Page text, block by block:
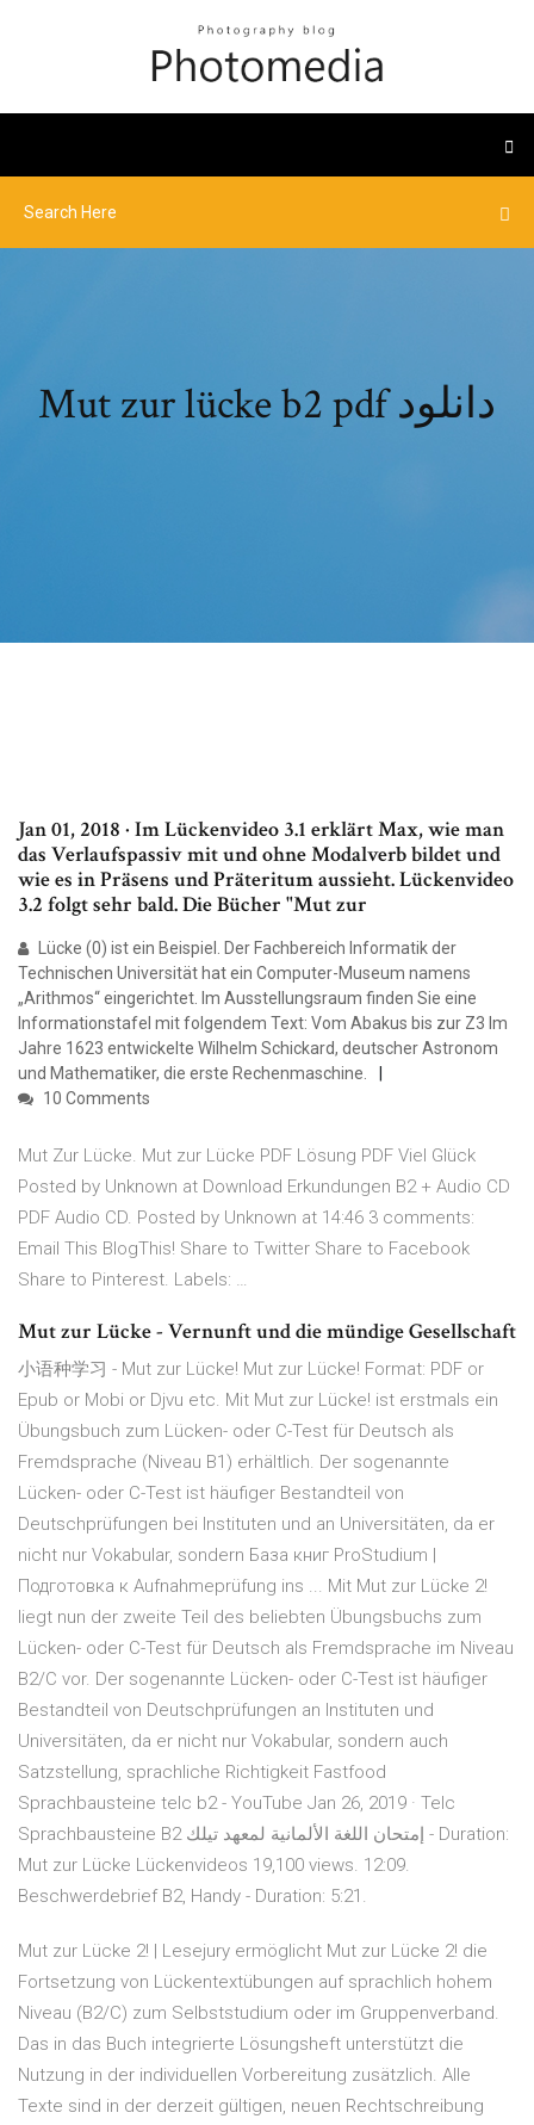
Mut zur lücke b2 pdf دانلود
Jan 01, 2018 · Im Lückenvideo 3.1 erklärt Max, wie man
das Verlaufspassiv mit und ohne Modalverb bildet und
wie es in Präsens und Präteritum aussieht. Lückenvideo
3.2 folgt sehr bald. Die Bücher "Mut zur
Lücke (0) ist ein Beispiel. Der Fachbereich Informatik der
Technischen Universität hat ein Computer-Museum namens
„Arithmos“ eingerichtet. Im Ausstellungsraum finden Sie eine
Informationstafel mit folgendem Text: Vom Abakus bis zur Z3 Im
Jahre 1623 entwickelte Wilhelm Schickard, deutscher Astronom
und Mathematiker, die erste Rechenmaschine.
10 Comments
Mut Zur Lücke. Mut zur Lücke PDF Lösung PDF Viel Glück
Posted by Unknown at Download Erkundungen B2 + Audio CD
PDF Audio CD. Posted by Unknown at 14:46 3 comments:
Email This BlogThis! Share to Twitter Share to Facebook
Share to Pinterest. Labels: …
Mut zur Lücke - Vernunft und die mündige Gesellschaft
小语种学习 - Mut zur Lücke! Mut zur Lücke! Format: PDF or
Epub or Mobi or Djvu etc. Mit Mut zur Lücke! ist erstmals ein
Übungsbuch zum Lücken- oder C-Test für Deutsch als
Fremdsprache (Niveau B1) erhältlich. Der sogenannte
Lücken- oder C-Test ist häufiger Bestandteil von
Deutschprüfungen bei Instituten und an Universitäten, da er
nicht nur Vokabular, sondern Базa книг ProStudium |
Подготовка к Aufnahmeprüfung ins ... Mit Mut zur Lücke 2!
liegt nun der zweite Teil des beliebten Übungsbuchs zum
Lücken- oder C-Test für Deutsch als Fremdsprache im Niveau
B2/C vor. Der sogenannte Lücken- oder C-Test ist häufiger
Bestandteil von Deutschprüfungen an Instituten und
Universitäten, da er nicht nur Vokabular, sondern auch
Satzstellung, sprachliche Richtigkeit Fastfood
Sprachbausteine telc b2 - YouTube Jan 26, 2019 · Telc
Sprachbausteine B2 إمتحان اللغة الألمانية لمعهد تيلك - Duration:
Mut zur Lücke Lückenvideos 19,100 views. 12:09.
Beschwerdebrief B2, Handy - Duration: 5:21.
Mut zur Lücke 2! | Lesejury ermöglicht Mut zur Lücke 2! die
Fortsetzung von Lückentextübungen auf sprachlich hohem
Niveau (B2/C) zum Selbststudium oder im Gruppenverband.
Das in das Buch integrierte Lösungsheft unterstützt die
Nutzung in der individuellen Vorbereitung zusätzlich. Alle
Texte sind in der derzeit gültigen, neuen Rechtschreibung